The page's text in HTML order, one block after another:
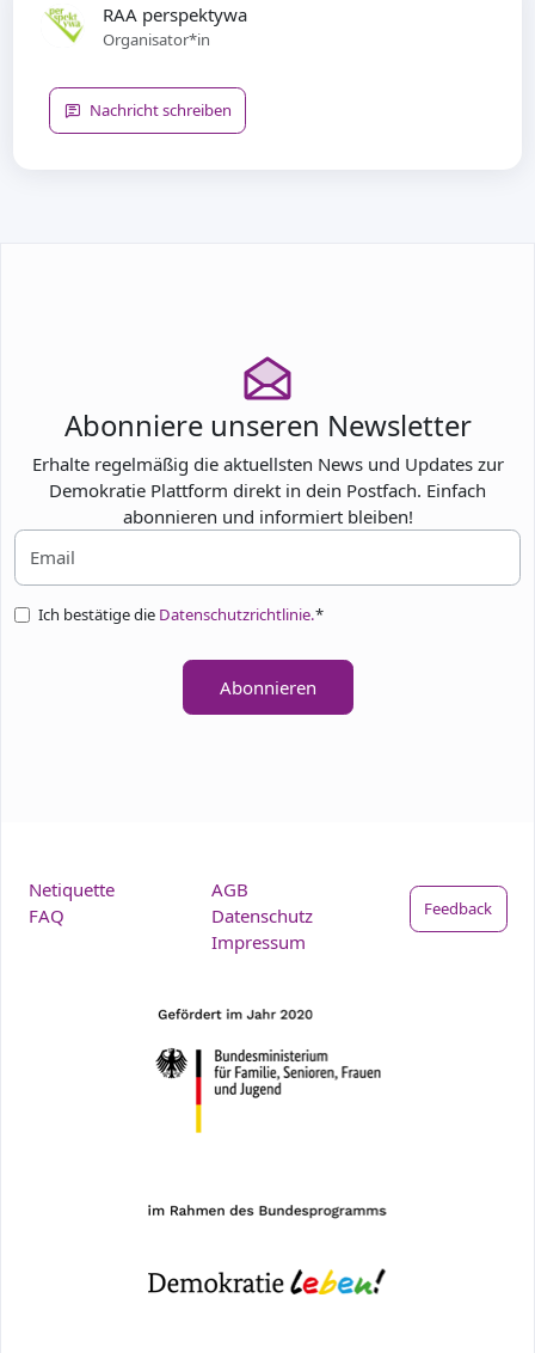
RAA perspektywa
Organisator*in
Nachricht schreiben
Abonniere unseren Newsletter
Erhalte regelmäßig die aktuellsten News und Updates zur
Demokratie Plattform direkt in dein Postfach. Einfach
abonnieren und informiert bleiben!
Ich bestätige die Datenschutzrichtlinie.*
Abonnieren
Netiquette
FAQ
AGB
Datenschutz
Impressum
Feedback